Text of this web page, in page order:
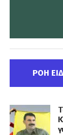
ΡΟΗ